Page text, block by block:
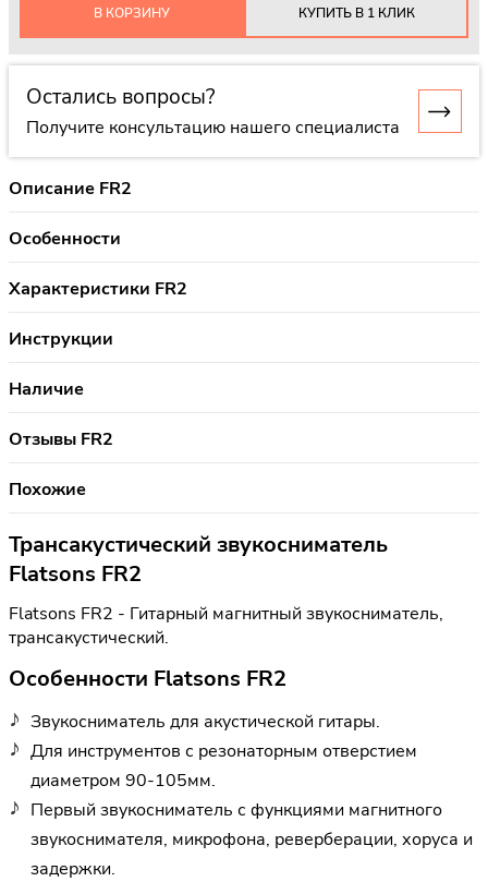
В КОРЗИНУ КУПИТЬ В 1 КЛИК
Остались вопросы?
Получите консультацию нашего специалиста
Описание FR2
Особенности
Характеристики FR2
Инструкции
Наличие
Отзывы FR2
Похожие
Трансакустический звукосниматель
Flatsons FR2
Flatsons FR2 - Гитарный магнитный звукосниматель,
трансакустический.
Особенности Flatsons FR2
Звукосниматель для акустической гитары.
Для инструментов с резонаторным отверстием
диаметром 90-105мм.
Первый звукосниматель с функциями магнитного
звукоснимателя, микрофона, реверберации, хоруса и
задержки.